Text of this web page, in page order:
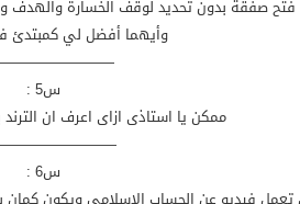
فتح صفقة بدون تحديد لوقف الخسارة
وأيهما أفضل لي كمبتدئ
س5 :
ممكن يا استاذى ازاى اعرف ان الترند
س6 :